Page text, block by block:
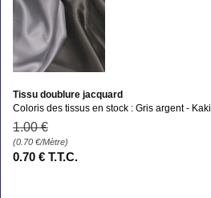
Tissu doublure jacquard
Coloris des tissus en stock : Gris argent - Kaki
1.00 €
(0.70 €/Mètre)
0.70 € T.T.C.